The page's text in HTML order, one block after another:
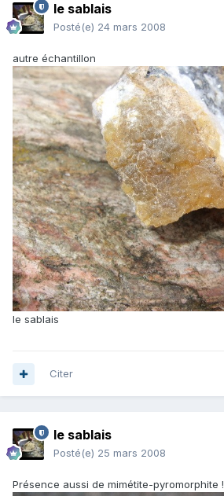
le sablais
Posté(e) 24 mars 2008
autre échantillon
le sablais
Citer
le sablais
Posté(e) 25 mars 2008
Présence aussi de mimétite-pyromorphite !